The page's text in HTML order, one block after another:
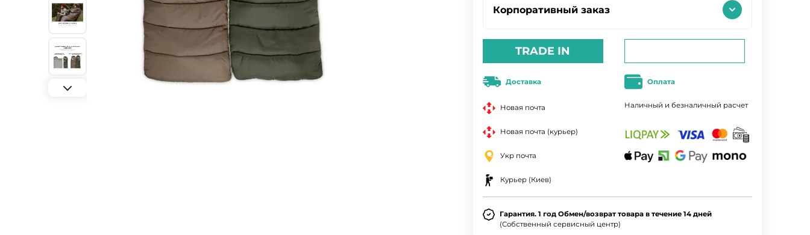
Корпоративный заказ
TRADE IN
Доставка
Новая почта
Новая почта (курьер)
Укр почта
Курьер (Киев)
Оплата
Наличный и безналичный расчет
Гарантия. 1 год Обмен/возврат товара в течение 14 дней
(Собственный сервисный центр)